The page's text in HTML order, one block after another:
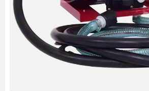
Рукава, фитинги, хомуты
Чистота и безопасность
Аксессуары
АКЦИИ
НОВОСТИ